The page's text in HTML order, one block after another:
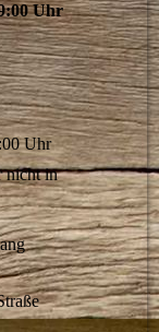
Uhr
Uhr
nicht in